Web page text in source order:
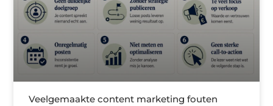
Veelgemaakte content marketing fouten